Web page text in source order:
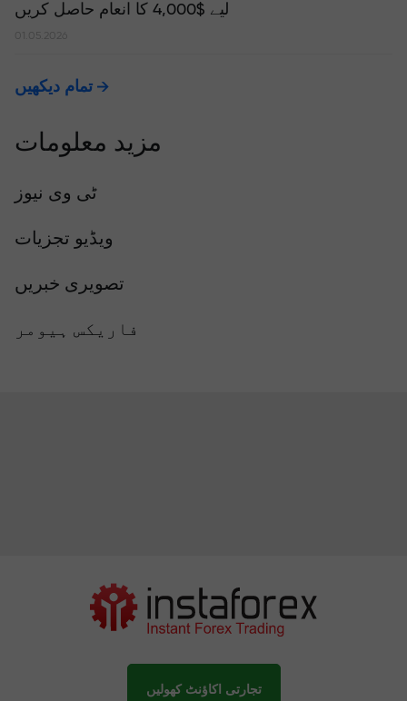
لیے $4,000 کا انعام حاصل کریں
01.05.2026
تمام دیکھیں
مزید معلومات
ٹی وی نیوز
ویڈیو تجزیات
تصویری خبریں
فاریکس ہیومر
تجارتی اکاؤنٹ کھولیں